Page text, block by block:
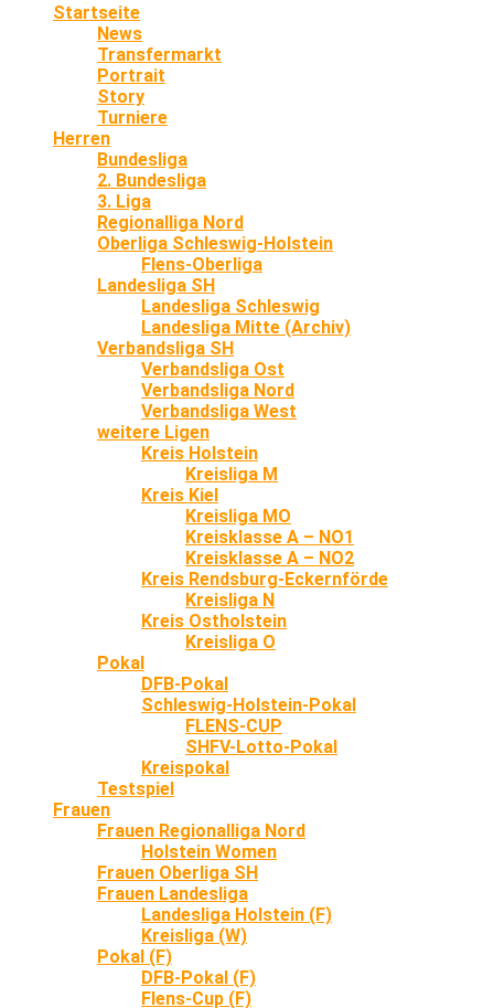
Startseite
News
Transfermarkt
Portrait
Story
Turniere
Herren
Bundesliga
2. Bundesliga
3. Liga
Regionalliga Nord
Oberliga Schleswig-Holstein
Flens-Oberliga
Landesliga SH
Landesliga Schleswig
Landesliga Mitte (Archiv)
Verbandsliga SH
Verbandsliga Ost
Verbandsliga Nord
Verbandsliga West
weitere Ligen
Kreis Holstein
Kreisliga M
Kreis Kiel
Kreisliga MO
Kreisklasse A – NO1
Kreisklasse A – NO2
Kreis Rendsburg-Eckernförde
Kreisliga N
Kreis Ostholstein
Kreisliga O
Pokal
DFB-Pokal
Schleswig-Holstein-Pokal
FLENS-CUP
SHFV-Lotto-Pokal
Kreispokal
Testspiel
Frauen
Frauen Regionalliga Nord
Holstein Women
Frauen Oberliga SH
Frauen Landesliga
Landesliga Holstein (F)
Kreisliga (W)
Pokal (F)
DFB-Pokal (F)
Flens-Cup (F)